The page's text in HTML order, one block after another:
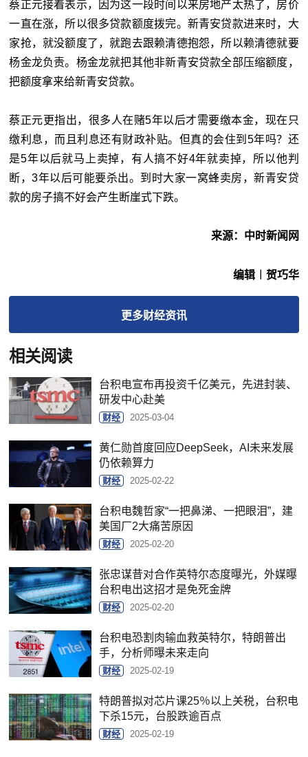
蔡正元接着表示，因为这一段时间以来房地产太热了，房价
一直在涨，所以很多贷款额度拨完。新青安贷款进来时，大
家抢，就没额度了，就跑去跟赖清德抱怨，所以赖清德就要
杨金龙负责。杨金龙就把其他非新青安贷款全部压缩额度，
把额度拿来给新青安贷款。
蔡正元更指出，很多人在赌5年以后才需要缴本金，现在只
缴利息，而且利息还有财政补贴。但真的会住到5年吗？还
是5年以后就马上卖掉，有人搞不好4年就卖掉，所以他判
断，3年以后可能要杀出。到时大家一窝蜂卖房，新青安贷
款的房子搞不好会产生断崖式下跌。
来源：中时新闻网
编辑︱贺巧华
更多财经资讯
相关阅读
台积电宣布再投资千亿美元，先进封装、
研发中心赴美
财经 2025-03-04
黄仁勋首度回应DeepSeek，AI未来发展
仍依赖算力
财经 2025-02-22
台积电魏哲家“一把鼻涕、一把眼泪”，建
美国厂2大痛苦原因
财经 2025-02-20
张忠谋昔对合作英特尔态度曝光，外媒曝
台积电出这招才是免死金牌
财经 2025-02-20
台积电恐割肉输血救英特尔，特朗普出
手，分析师曝未来走向
财经 2025-02-19
特朗普拟对芯片课25％以上关税，台积电
下杀15元，台股跌逾百点
财经 2025-02-19